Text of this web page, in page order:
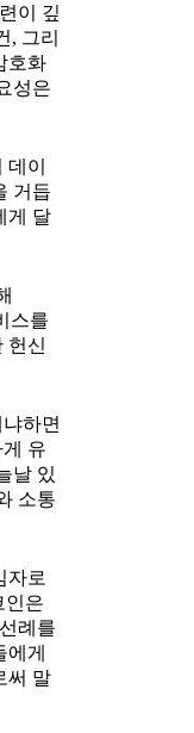
이 깊
, 그리
호화
성은
이
거듭
게 달
스를
헌신
냐하면
유
날 있
소통
자로
인은
례를
게
써 말